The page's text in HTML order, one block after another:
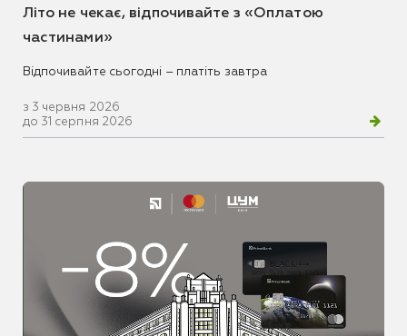
Літо не чекає, відпочивайте з «Оплатою
частинами»
Відпочивайте сьогодні – платіть завтра
з 3 червня 2026
до 31 серпня 2026